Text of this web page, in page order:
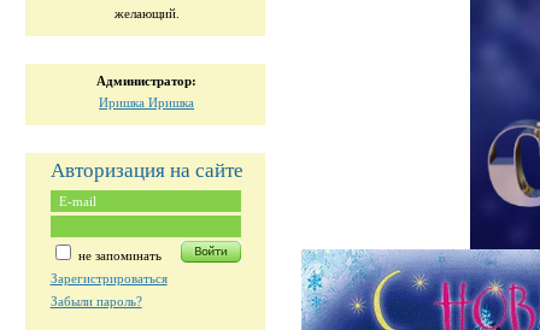
желающий.
Администратор:
Иришка Иришка
Авторизация на сайте
не запоминать
Зарегистрироваться
Забыли пароль?